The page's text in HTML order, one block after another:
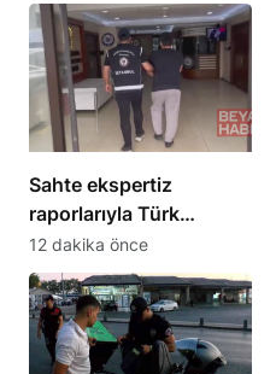
Sahte ekspertiz
raporlarıyla Türk
vatandaşlığı kazandıran
suç örgütüne
operasyon: 32
tutuklama
12 dakika önce